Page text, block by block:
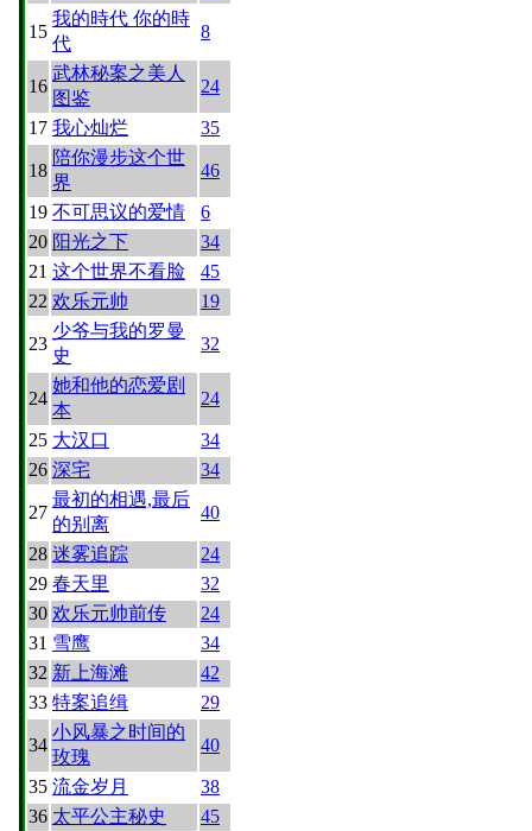
15
我的時代 你的時
代
8
16
武林秘案之美人
图鉴
24
17 我心灿烂 35
18
陪你漫步这个世
界
46
19 不可思议的爱情
6
20 阳光之下
34
21 这个世界不看脸
45
22 欢乐元帅 19
23
少爷与我的罗曼
史
32
24
她和他的恋爱剧
本
24
25 大汉口
34
26 深宅 34
27
最初的相遇,最后
的别离
40
28 迷雾追踪
24
29 春天里
32
30 欢乐元帅前传
24
31 雪鹰
34
32 新上海滩
42
33 特案追缉 29
34
小风暴之时间的
玫瑰
40
35 流金岁月
38
36 太平公主秘史 45